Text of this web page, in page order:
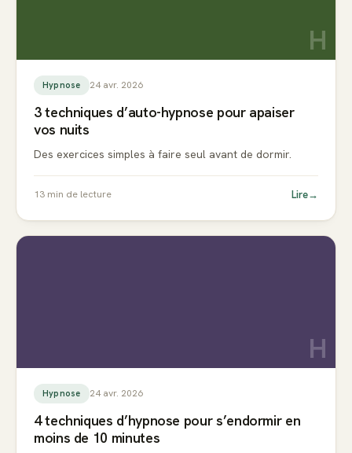
H
Hypnose 24 avr. 2026
3 techniques d’auto-hypnose pour apaiser
vos nuits
Des exercices simples à faire seul avant de dormir.
13 min de lecture Lire→
H
Hypnose 24 avr. 2026
4 techniques d’hypnose pour s’endormir en
moins de 10 minutes